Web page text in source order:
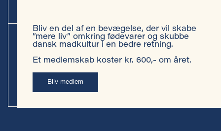
Privatlivspolitik
Vilkår almas venner
Bliv en del af en bevægelse, der vil skabe
”mere liv” omkring fødevarer og skubbe
dansk madkultur i en bedre retning.
Et medlemskab koster kr. 600,- om året.
Bliv medlem